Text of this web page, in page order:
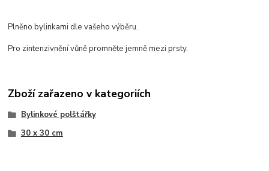
Plněno bylinkami dle vašeho výběru.
Pro zintenzivnění vůně promněte jemně mezi prsty.
Zboží zařazeno v kategoriích
Bylinkové polštářky
30 x 30 cm